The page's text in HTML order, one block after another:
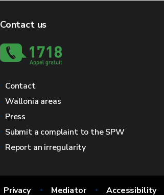
Contact us
Contact
Wallonia areas
Press
Submit a complaint to the SPW
Report an irregularity
Privacy Mediator Accessibility